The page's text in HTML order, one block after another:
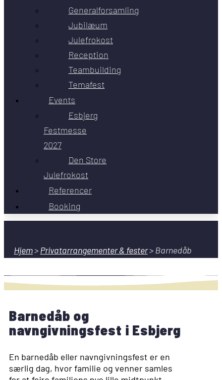
Generalforsamling
Jubilæum
Julefrokost
Reception
Teambuilding
Temafest
Events
Esbjerg
Festmesse
2027
Den Store
Julefrokost
Referencer
Booking
Hjem>Privatarrangementer & fester>Barnedåb
Barnedåb og
navngivningsfest i Esbjerg
En barnedåb eller navngivningsfest er en
særlig dag, hvor familie og venner samles